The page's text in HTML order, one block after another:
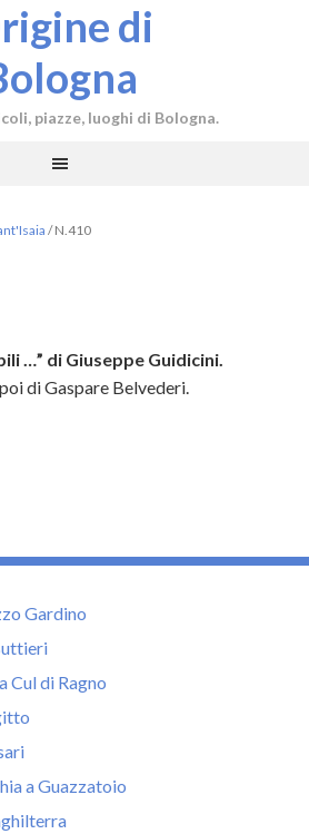
di
piazze, luoghi di Bologna.
/N.410
…” di Giuseppe Guidicini.
di Gaspare Belvederi.
Gardino
Cul di Ragno
a Guazzatoio